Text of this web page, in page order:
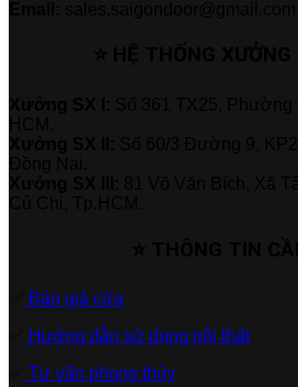
Báo giá cửa
Hướng dẫn sử dụng nội thất
Tư vấn phong thủy